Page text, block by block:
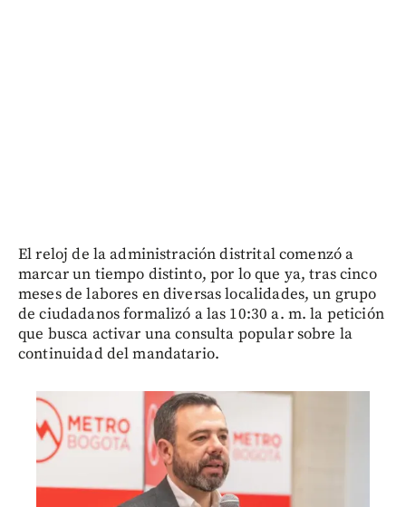
El reloj de la administración distrital comenzó a
marcar un tiempo distinto, por lo que ya, tras cinco
meses de labores en diversas localidades, un grupo
de ciudadanos formalizó a las 10:30 a. m. la petición
que busca activar una consulta popular sobre la
continuidad del mandatario.